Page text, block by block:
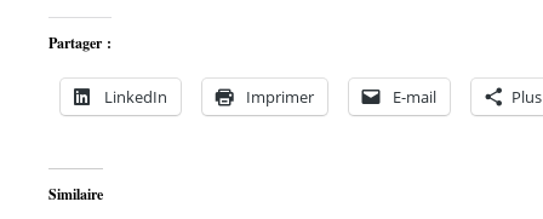
Partager :
LinkedIn Imprimer E-mail Plus
Similaire